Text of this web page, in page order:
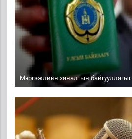
Мэргэжлийн хяналтын байгууллагыг